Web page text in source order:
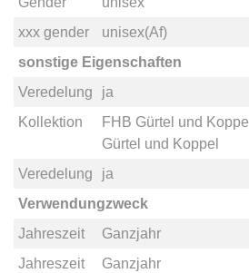
xxx gender
unisex(Af)
sonstige Eigenschaften
Veredelung
ja
Kollektion
FHB Gürtel und Koppel
Gürtel und Koppel
Veredelung
ja
Verwendungzweck
Jahreszeit
Ganzjahr
Jahreszeit
Ganzjahr